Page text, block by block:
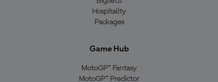
Hospitality
Packages
Game Hub
MotoGP™ Fantasy
MotoGP™ Predictor